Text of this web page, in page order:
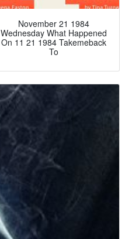
November 21 1984
Wednesday What Happened
On 11 21 1984 Takemeback
To